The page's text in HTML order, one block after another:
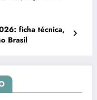
ficha técnica,
Brasil